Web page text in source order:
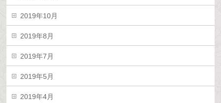
2019年10月
2019年8月
2019年7月
2019年5月
2019年4月